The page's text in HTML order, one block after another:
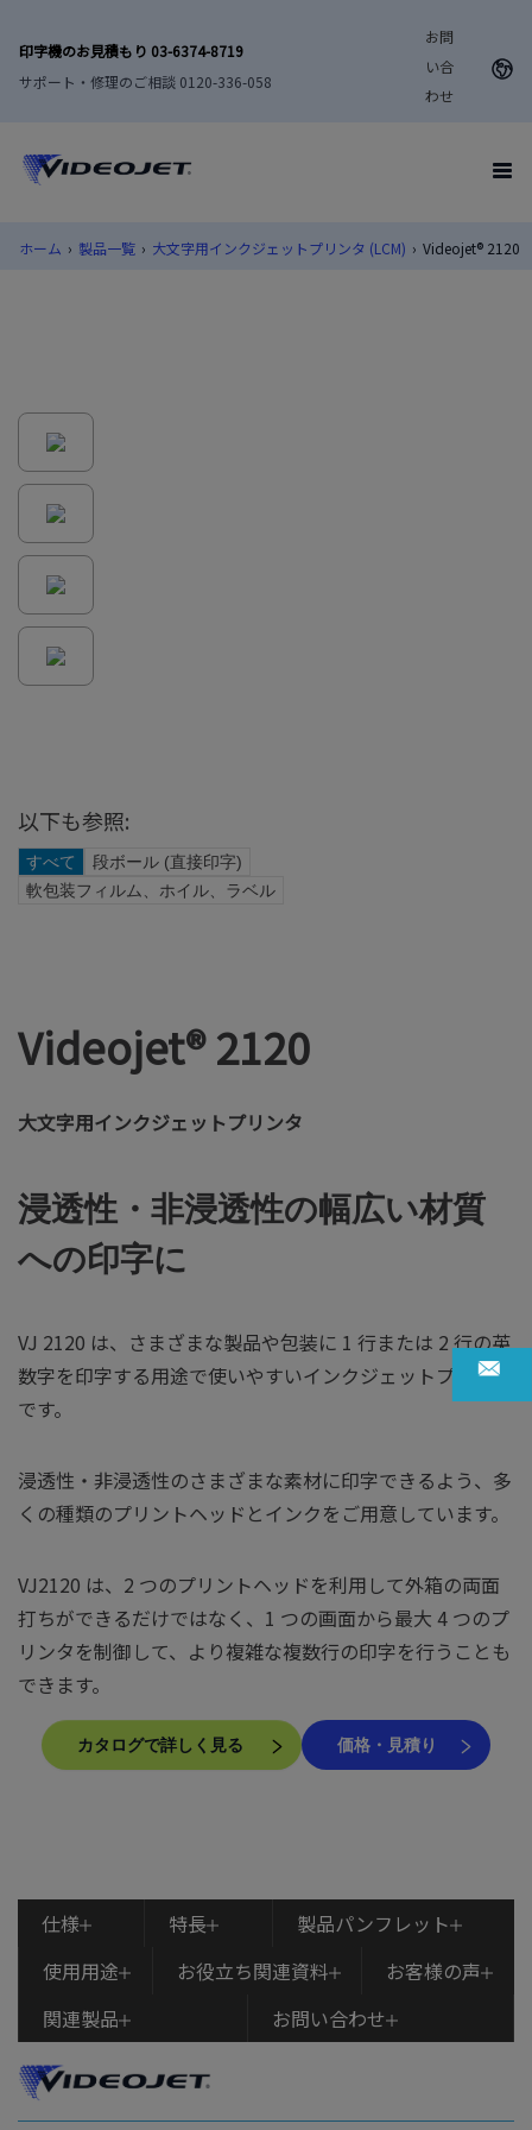
印字機のお見積もり 03-6374-8719
サポート・修理のご相談 0120-336-058
お問
い合
わせ
ホーム › 製品一覧 › 大文字用インクジェットプリンタ (LCM) › Videojet® 2120
以下も参照:
すべて
段ボール (直接印字)
軟包装フィルム、ホイル、ラベル
Videojet® 2120
大文字用インクジェットプリンタ
浸透性・非浸透性の幅広い材質
への印字に
VJ 2120 は、さまざまな製品や包装に 1 行または 2 行の英
数字を印字する用途で使いやすいインクジェットプリンタ
です。
浸透性・非浸透性のさまざまな素材に印字できるよう、多
くの種類のプリントヘッドとインクをご用意しています。
VJ2120 は、2 つのプリントヘッドを利用して外箱の両面
打ちができるだけではなく、1 つの画面から最大 4 つのプ
リンタを制御して、より複雑な複数行の印字を行うことも
できます。
カタログで詳しく見る 価格・見積り
仕様 特長
製品パンフレット
使用用途
お役立ち関連資料
お客様の声
関連製品
お問い合わせ